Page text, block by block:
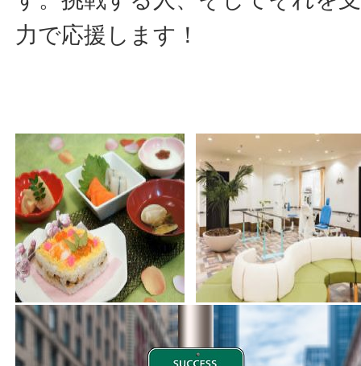
力で応援します！